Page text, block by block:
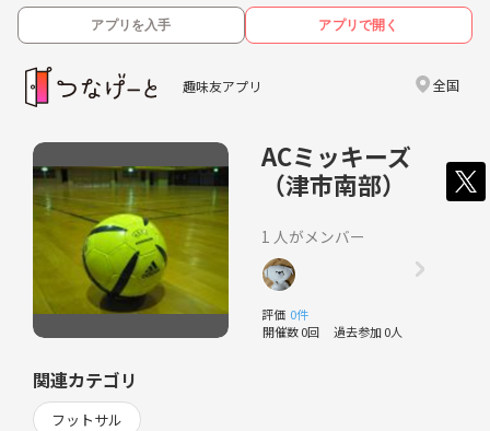
アプリを入手 アプリで開く
趣味友アプリ 全国
ACミッキーズ
（津市南部）
1 人がメンバー
評価 0件
開催数 0回 過去参加 0人
関連カテゴリ
フットサル